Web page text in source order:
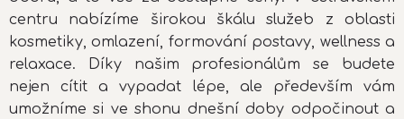
centru nabízíme širokou škálu služeb z oblasti
kosmetiky, omlazení, formování postavy, wellness a
relaxace.
Díky našim profesionálům se budete
nejen cítit a vypadat lépe, ale především vám
umožníme si ve shonu dnešní doby odpočinout a